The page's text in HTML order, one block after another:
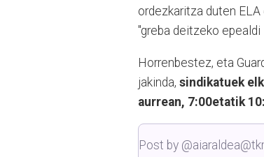
ordezkaritza duten
"greba deitzeko
Horrenbestez, eta
jakinda, sindikatuek
aurrean, 7:00etatik
Post by